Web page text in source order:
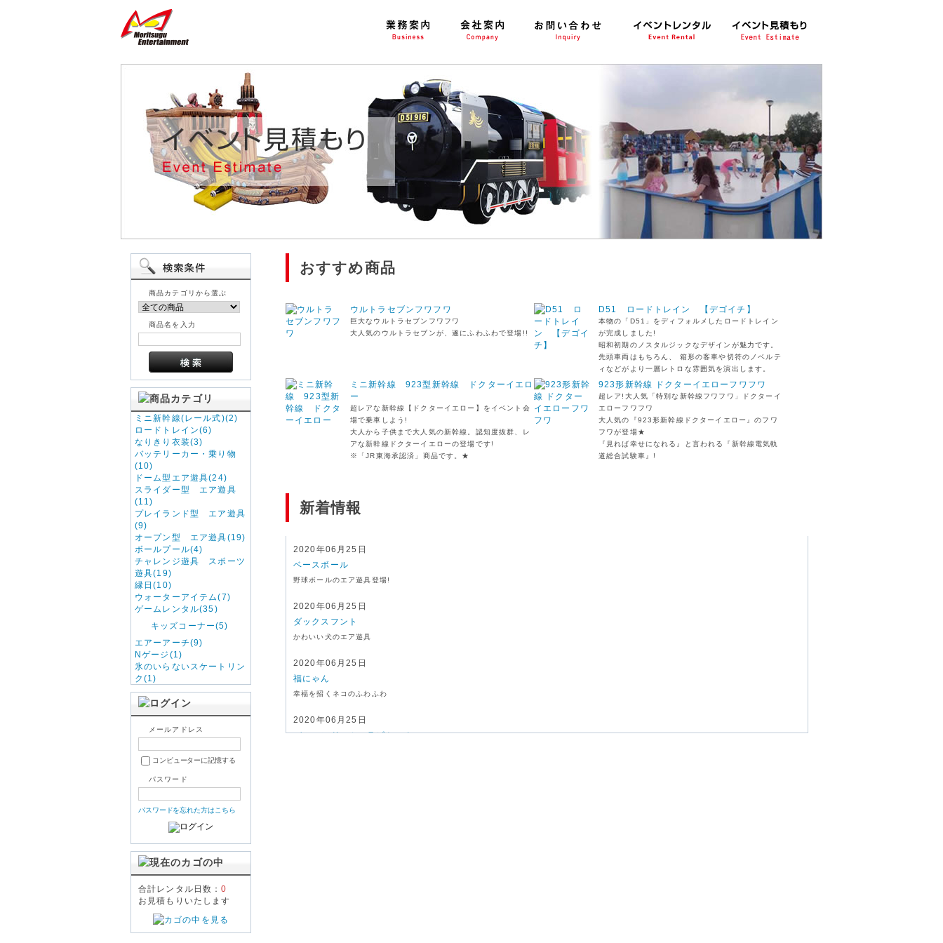
商品カテゴリから選ぶ
商品名を入力
ミニ新幹線(レール式)(2)
ロードトレイン(6)
なりきり衣装(3)
バッテリーカー・乗り物
(10)
ドーム型エア遊具(24)
スライダー型 エア遊具
(11)
プレイランド型 エア遊具
(9)
オープン型 エア遊具(19)
ボールプール(4)
チャレンジ遊具 スポーツ
遊具(19)
縁日(10)
ウォーターアイテム(7)
ゲームレンタル(35)
キッズコーナー(5)
エアーアーチ(9)
Nゲージ(1)
氷のいらないスケートリン
ク(1)
メールアドレス
コンピューターに記憶する
パスワード
パスワードを忘れた方はこちら
合計レンタル日数：0
お見積もりいたします
おすすめ商品
ウルトラセブンフワフワ
巨大なウルトラセブンフワフワ
大人気のウルトラセブンが、遂にふわふわで登場!!
D51 ロードトレイン 【デゴイチ】
本物の「D51」をディフォルメしたロードトレイン
が完成しました!
昭和初期のノスタルジックなデザインが魅力です。
先頭車両はもちろん、 箱形の客車や切符のノベルテ
ィなどがより一層レトロな雰囲気を演出します。
ミニ新幹線 923型新幹線 ドクターイエロ
ー
超レアな新幹線【ドクターイエロー】をイベント会
場で乗車しよう!
大人から子供まで大人気の新幹線。認知度抜群、レ
アな新幹線ドクターイエローの登場です!
※「JR東海承認済」商品です。★
923形新幹線 ドクターイエローフワフワ
超レア!大人気「特別な新幹線フワフワ」ドクターイ
エローフワフワ
大人気の『923形新幹線ドクターイエロー』のフワ
フワが登場★
『見れば幸せになれる』と言われる『新幹線電気軌
道総合試験車』!
新着情報
2020年06月25日
ベースボール
野球ボールのエア遊具登場!
2020年06月25日
ダックスフント
かわいい犬のエア遊具
2020年06月25日
福にゃん
幸福を招くネコのふわふわ
2020年06月25日
バルーンドーム ラビちゃん